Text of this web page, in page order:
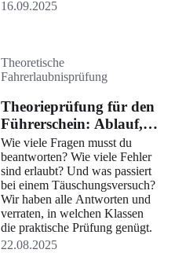
16.09.2025
Theoretische
Fahrerlaubnisprüfung
Theorieprüfung für den
Führerschein: Ablauf,
Kosten & Tipps
Wie viele Fragen musst du
beantworten? Wie viele Fehler
sind erlaubt? Und was passiert
bei einem Täuschungsversuch?
Wir haben alle Antworten und
verraten, in welchen Klassen
die praktische Prüfung genügt.
22.08.2025